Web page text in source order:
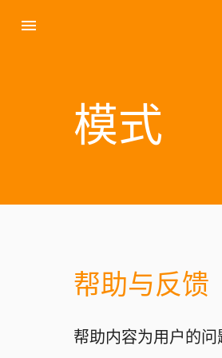
模式
menu
帮助与反馈
帮助内容为用户的问